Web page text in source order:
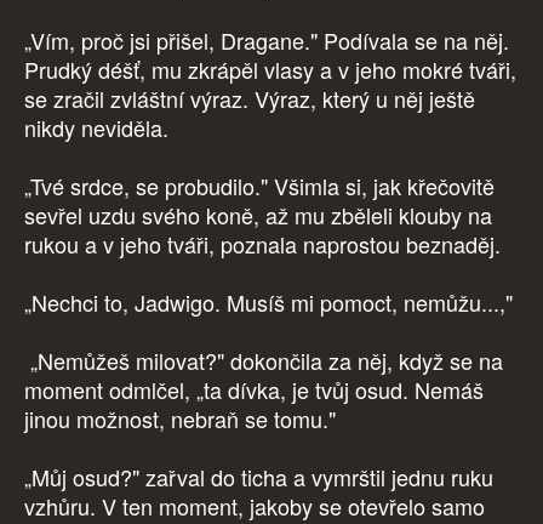
„Vím, proč jsi přišel, Dragane." Podívala se na něj.
Prudký déšť, mu zkrápěl vlasy a v jeho mokré tváři,
se zračil zvláštní výraz. Výraz, který u něj ještě
nikdy neviděla.
„Tvé srdce, se probudilo." Všimla si, jak křečovitě
sevřel uzdu svého koně, až mu zběleli klouby na
rukou a v jeho tváři, poznala naprostou beznaděj.
„Nechci to, Jadwigo. Musíš mi pomoct, nemůžu...,"
„Nemůžeš milovat?" dokončila za něj, když se na
moment odmlčel, „ta dívka, je tvůj osud. Nemáš
jinou možnost, nebraň se tomu."
„Můj osud?" zařval do ticha a vymrštil jednu ruku
vzhůru. V ten moment, jakoby se otevřelo samo